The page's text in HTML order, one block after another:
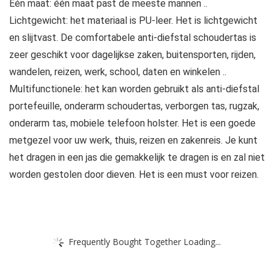
Eén maat: één maat past de meeste mannen ..
Lichtgewicht: het materiaal is PU-leer. Het is lichtgewicht
en slijtvast. De comfortabele anti-diefstal schoudertas is
zeer geschikt voor dagelijkse zaken, buitensporten, rijden,
wandelen, reizen, werk, school, daten en winkelen ..
Multifunctionele: het kan worden gebruikt als anti-diefstal
portefeuille, onderarm schoudertas, verborgen tas, rugzak,
onderarm tas, mobiele telefoon holster. Het is een goede
metgezel voor uw werk, thuis, reizen en zakenreis. Je kunt
het dragen in een jas die gemakkelijk te dragen is en zal niet
worden gestolen door dieven. Het is een must voor reizen.
Frequently Bought Together Loading...